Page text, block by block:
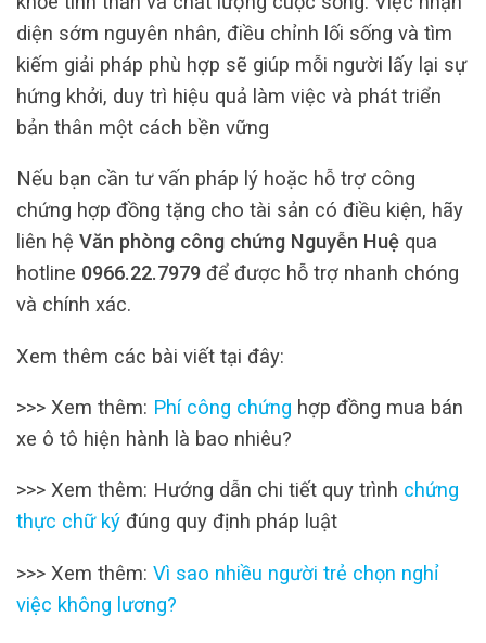
diện sớm nguyên nhân, điều chỉnh lối sống và tìm
kiếm giải pháp phù hợp sẽ giúp mỗi người lấy lại sự
hứng khởi, duy trì hiệu quả làm việc và phát triển
bản thân một cách bền vững
Nếu bạn cần tư vấn pháp lý hoặc hỗ trợ công
chứng hợp đồng tặng cho tài sản có điều kiện, hãy
liên hệ Văn phòng công chứng Nguyễn Huệ qua
hotline 0966.22.7979 để được hỗ trợ nhanh chóng
và chính xác.
Xem thêm các bài viết tại đây:
>>> Xem thêm: Phí công chứng hợp đồng mua bán
xe ô tô hiện hành là bao nhiêu?
>>> Xem thêm: Hướng dẫn chi tiết quy trình chứng
thực chữ ký đúng quy định pháp luật
>>> Xem thêm: Vì sao nhiều người trẻ chọn nghỉ
việc không lương?